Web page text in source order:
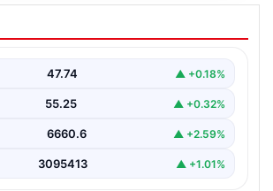
Fransa’yı Yenilmez
hazırlık maçlarında gösterdiği üstün
47.74 ▲ +0.18%
55.25 ▲ +0.32%
6660.6 ▲ +2.59%
3095413 ▲ +1.01%